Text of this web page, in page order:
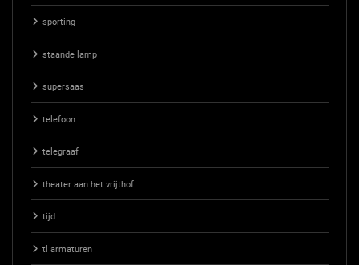
sporting
staande lamp
supersaas
telefoon
telegraaf
theater aan het vrijthof
tijd
tl armaturen